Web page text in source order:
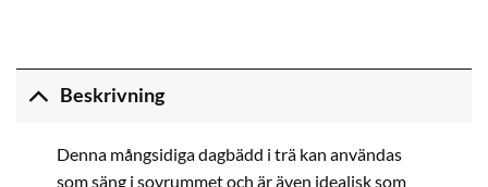
Beskrivning
Denna mångsidiga dagbädd i trä kan användas
som säng i sovrummet och är även idealisk som